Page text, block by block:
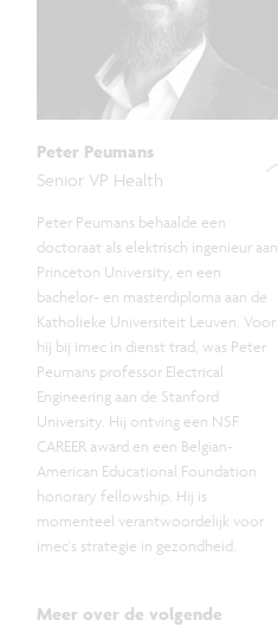
Peter Peumans
Senior VP Health
Peter Peumans behaalde een
doctoraat als elektrisch ingenieur aan
Princeton University, en een
bachelor- en masterdiploma aan de
Katholieke Universiteit Leuven. Voor
hij bij imec in dienst trad, was Peter
Peumans professor Electrical
Engineering aan de Stanford
University. Hij ontving een NSF
CAREER award en een Belgian-
American Educational Foundation
honorary fellowship. Hij is
momenteel verantwoordelijk voor
imec's strategie in gezondheid.
Meer over de volgende